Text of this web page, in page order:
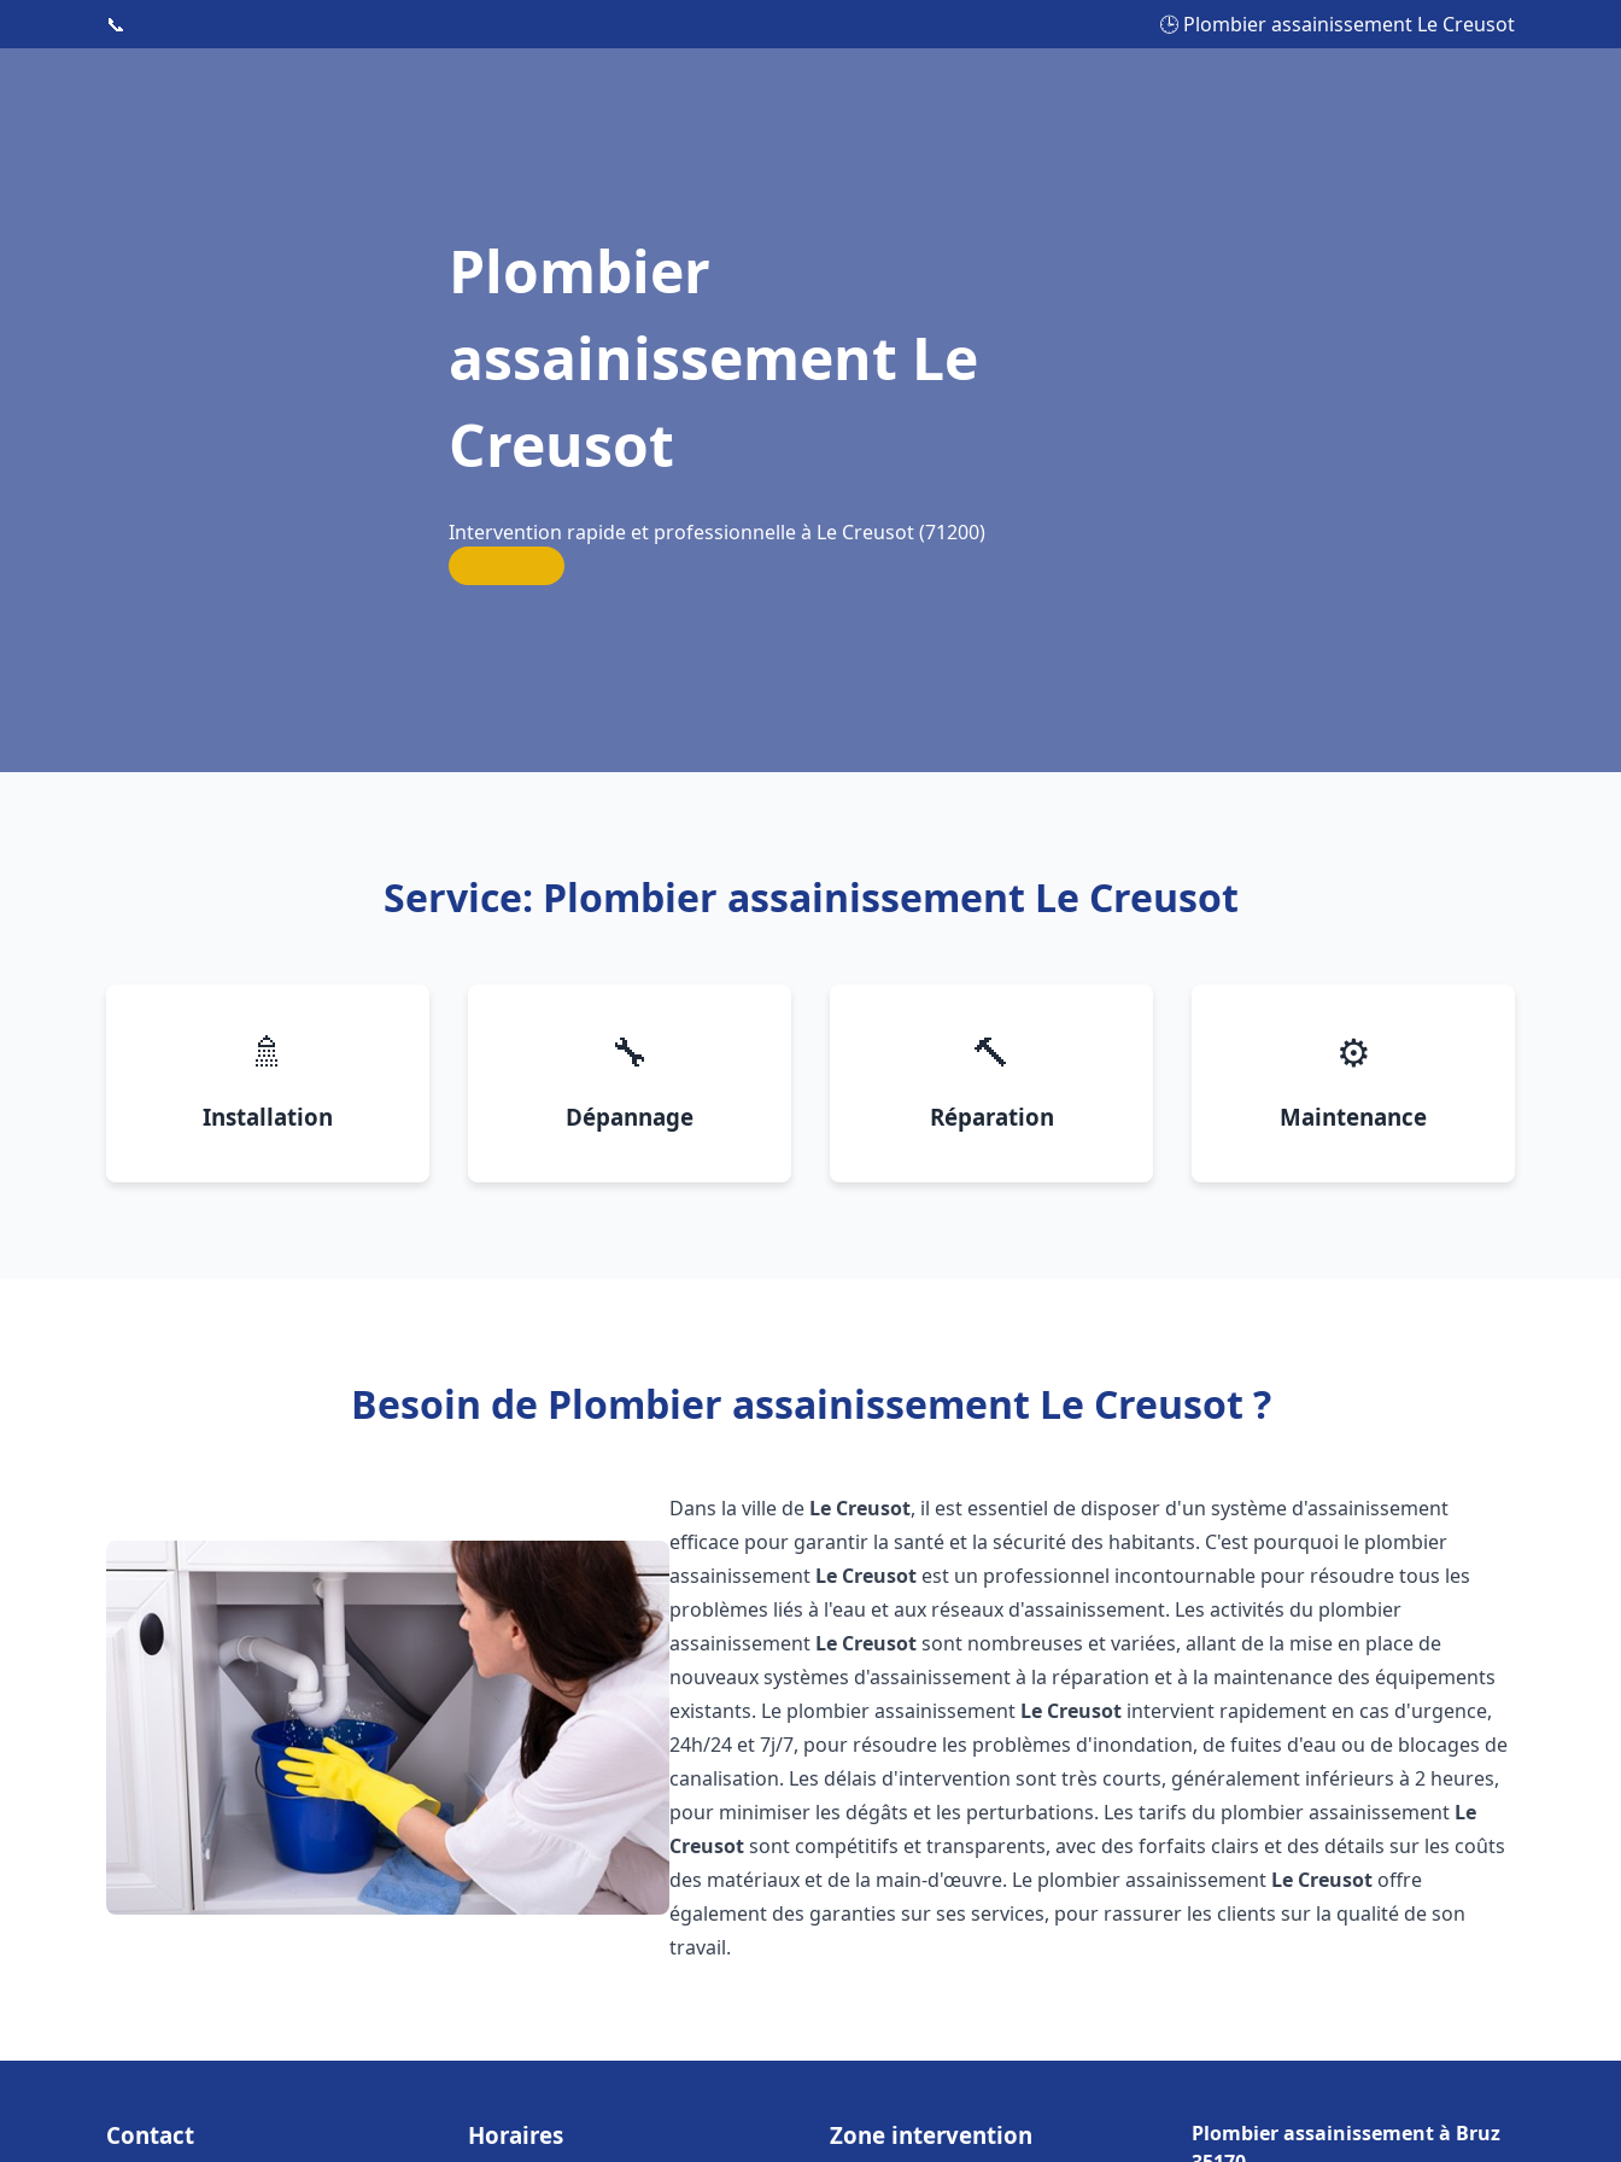
📞 🕒 Plombier assainissement Le Creusot
Plombier
assainissement Le
Creusot
Intervention rapide et professionnelle à Le Creusot (71200)
Service: Plombier assainissement Le Creusot
🚿
Installation
🔧
Dépannage
🔨
Réparation
⚙️
Maintenance
Besoin de Plombier assainissement Le Creusot ?
Dans la ville de Le Creusot, il est essentiel de disposer d'un système d'assainissement
efficace pour garantir la santé et la sécurité des habitants. C'est pourquoi le plombier
assainissement Le Creusot est un professionnel incontournable pour résoudre tous les
problèmes liés à l'eau et aux réseaux d'assainissement. Les activités du plombier
assainissement Le Creusotsont nombreuses et variées, allant de la mise en place de
nouveaux systèmes d'assainissement à la réparation et à la maintenance des équipements
existants. Le plombier assainissement Le Creusot intervient rapidement en cas d'urgence,
24h/24 et 7j/7, pour résoudre les problèmes d'inondation, de fuites d'eau ou de blocages de
canalisation. Les délais d'intervention sont très courts, généralement inférieurs à 2 heures,
pour minimiser les dégâts et les perturbations. Les tarifs du plombier assainissement Le
Creusotsont compétitifs et transparents, avec des forfaits clairs et des détails sur les coûts
des matériaux et de la main-d'œuvre. Le plombier assainissement Le Creusot offre
également des garanties sur ses services, pour rassurer les clients sur la qualité de son
travail.
Contact Horaires Zone intervention
Plombier assainissement à Bruz